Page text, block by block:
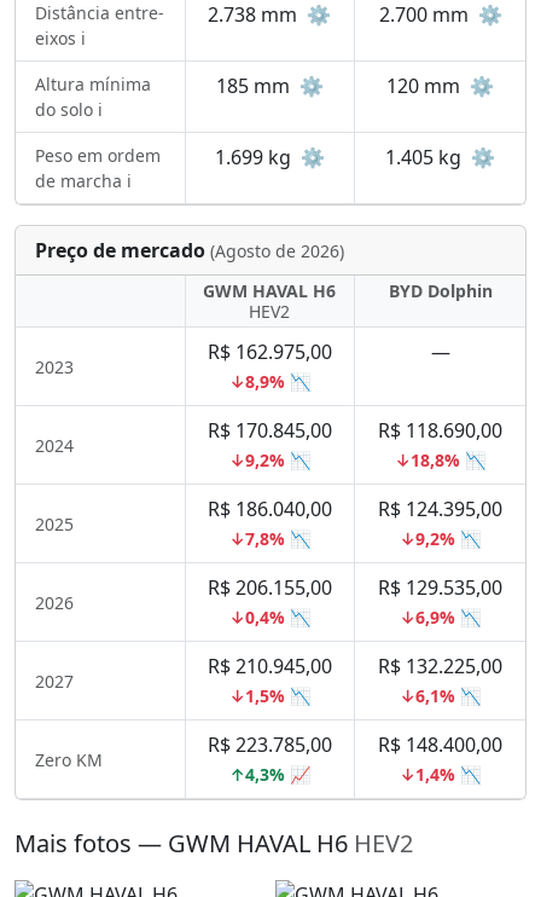
Distância entre-
eixos ℹ️
2.738 mm ⚙️ 2.700 mm ⚙️
Altura mínima
do solo ℹ️
185 mm ⚙️ 120 mm ⚙️
Peso em ordem
de marcha ℹ️
1.699 kg ⚙️ 1.405 kg ⚙️
Preço de mercado (Agosto de 2026)
GWM HAVAL H6
HEV2
BYD Dolphin
2023
R$ 162.975,00
↓8,9% 📉
—
2024
R$ 170.845,00
↓9,2% 📉
R$ 118.690,00
↓18,8% 📉
2025
R$ 186.040,00
↓7,8% 📉
R$ 124.395,00
↓9,2% 📉
2026
R$ 206.155,00
↓0,4% 📉
R$ 129.535,00
↓6,9% 📉
2027
R$ 210.945,00
↓1,5% 📉
R$ 132.225,00
↓6,1% 📉
Zero KM
R$ 223.785,00
↑4,3% 📈
R$ 148.400,00
↓1,4% 📉
Mais fotos — GWM HAVAL H6 HEV2